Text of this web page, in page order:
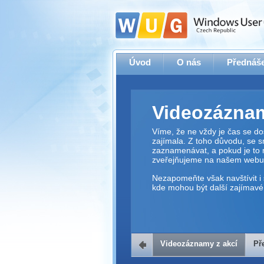
Úvod O nás
Víme, že ne vždy je čas se
zajímala. Z toho důvodu, se
zaznamenávat, a pokud je to
zveřejňujeme na našem webu.
Nezapomeňte však navštívit i
kde mohou být další zajímavé
Přehrávač
Videozáznamy z akcí